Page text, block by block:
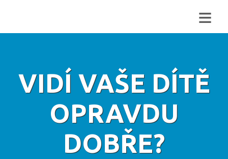
≡
VIDÍ VAŠE DÍTĚ
OPRAVDU
DOBŘE?